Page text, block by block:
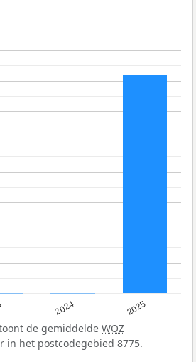
2024 2025
de gemiddelde WOZ
in het postcodegebied 8775.